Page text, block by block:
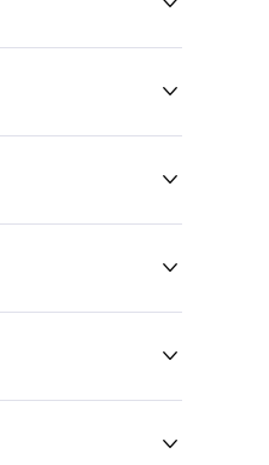




